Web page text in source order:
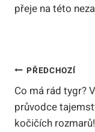
přeje na této
Navigace
Pro
Příspěvek
PŘEDCHOZÍ
Co má rád tygr?
průvodce
kočičích rozmarů!